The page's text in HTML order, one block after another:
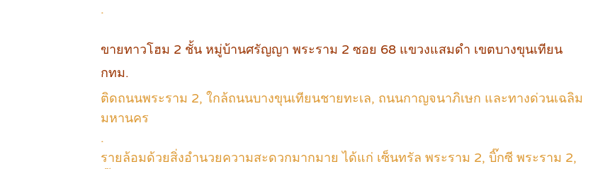
.
ขายทาวโฮม 2 ชั้น หมู่บ้านศรัญญา พระราม 2 ซอย 68 แขวงแสมดำ เขตบางขุนเทียน
กทม.
ติดถนนพระราม 2, ใกล้ถนนบางขุนเทียนชายทะเล, ถนนกาญจนาภิเษก และทางด่วนเฉลิม
มหานคร
.
รายล้อมด้วยสิ่งอำนวยความสะดวกมากมาย ได้แก่ เซ็นทรัล พระราม 2, บิ๊กซี พระราม 2,